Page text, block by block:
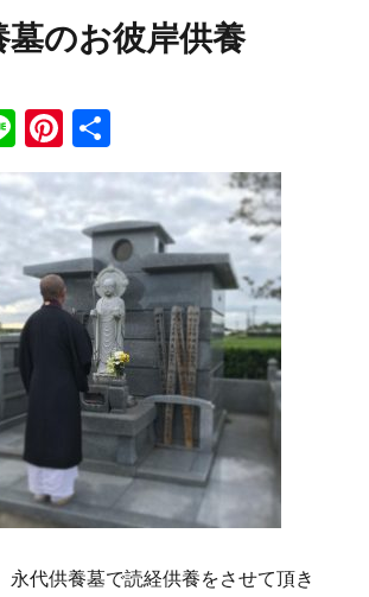
墓のお彼岸供養
Li
n
e
Pi
n
te
re
st
有
永代供養墓で読経供養をさせて頂き